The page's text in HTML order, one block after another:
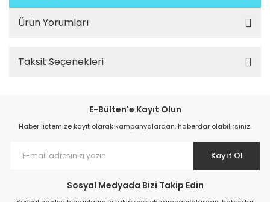
Ürün Yorumları
Taksit Seçenekleri
E-Bülten'e Kayıt Olun
Haber listemize kayıt olarak kampanyalardan, haberdar olabilirsiniz.
Kayıt Ol
Sosyal Medyada Bizi Takip Edin